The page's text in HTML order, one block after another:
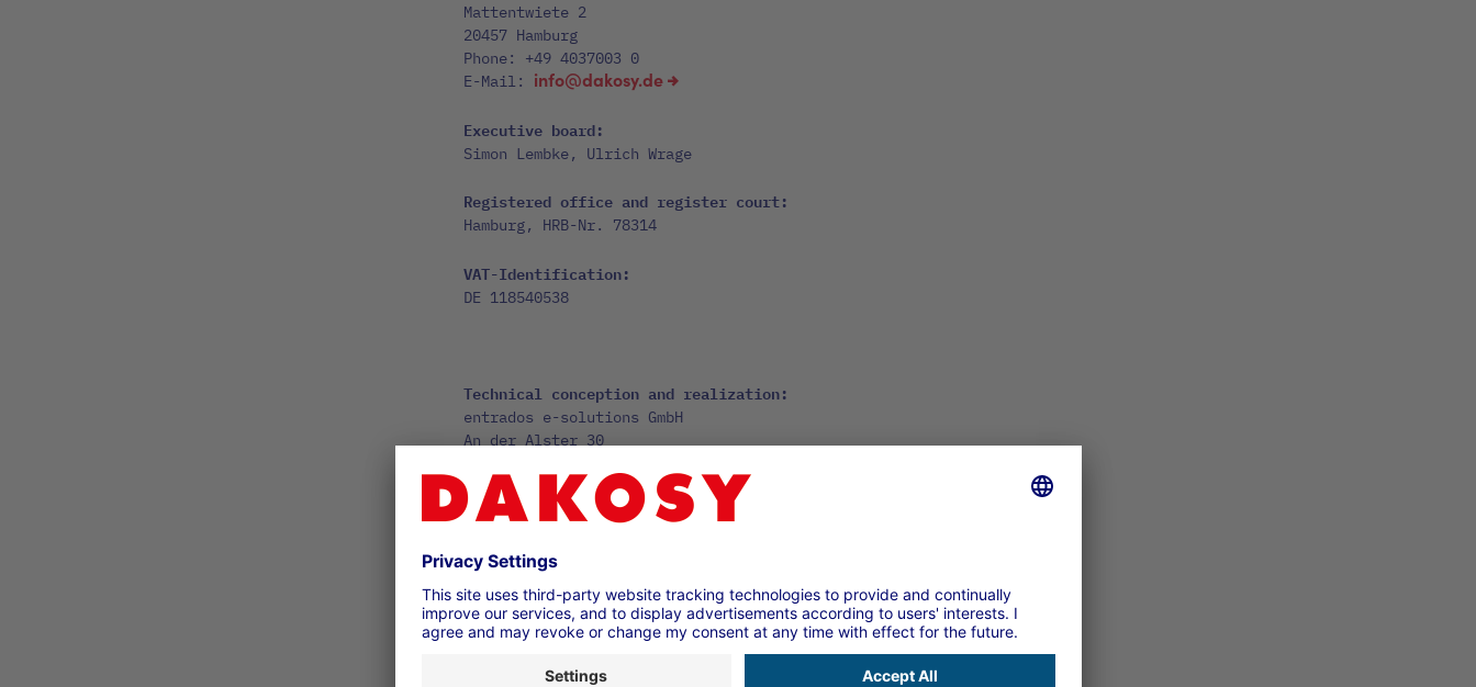
Mattentwiete 2
20457 Hamburg
Phone: +49 4037003 0
E-Mail: info@dakosy.de
Executive board:
Simon Lembke, Ulrich Wrage
Registered office and register court:
Hamburg, HRB-Nr. 78314
VAT-Identification:
DE 118540538
Technical conception and realization:
entrados e-solutions GmbH
An der Alster 30
info@entrados.de
Concept and design:
hafenkrone - Agentur für digitale Zeiten GmbH
Großer Burstah 50-52